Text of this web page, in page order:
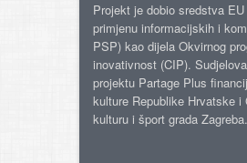
Projekt je dobio sredstva
primjenu informacijskih i
PSP) kao dijela Okvirnog
inovativnost (CIP).
projektu Partage Plus
kulture Republike Hrvatske
kulturu i šport grada Zagreba.